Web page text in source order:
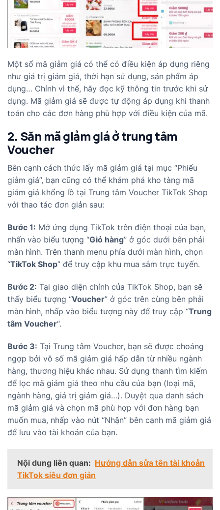
Một số mã giảm giá có thể có điều kiện áp dụng riêng
như giá trị giảm giá, thời hạn sử dụng, sản phẩm áp
dụng… Chính vì thế, hãy đọc kỹ thông tin trước khi sử
dụng. Mã giảm giá sẽ được tự động áp dụng khi thanh
toán cho các đơn hàng phù hợp với điều kiện của mã.
2. Săn mã giảm giá ở trung tâm
Voucher
Bên cạnh cách thức lấy mã giảm giá tại mục “Phiếu
giảm giá”, bạn cũng có thể khám phá kho tàng mã
giảm giá khổng lồ tại Trung tâm Voucher TikTok Shop
với thao tác đơn giản sau:
Bước 1: Mở ứng dụng TikTok trên điện thoại của bạn,
nhấn vào biểu tượng “Giỏ hàng” ở góc dưới bên phải
màn hình. Trên thanh menu phía dưới màn hình, chọn
“TikTok Shop” để truy cập khu mua sắm trực tuyến.
Bước 2: Tại giao diện chính của TikTok Shop, bạn sẽ
thấy biểu tượng “Voucher” ở góc trên cùng bên phải
màn hình, nhấp vào biểu tượng này để truy cập “Trung
tâm Voucher“.
Bước 3: Tại Trung tâm Voucher, bạn sẽ được choáng
ngợp bởi vô số mã giảm giá hấp dẫn từ nhiều ngành
hàng, thương hiệu khác nhau. Sử dụng thanh tìm kiếm
để lọc mã giảm giá theo nhu cầu của bạn (loại mã,
ngành hàng, giá trị giảm giá…). Duyệt qua danh sách
mã giảm giá và chọn mã phù hợp với đơn hàng bạn
muốn mua, nhấp vào nút “Nhận” bên cạnh mã giảm giá
để lưu vào tài khoản của bạn.
Nội dung liên quan: Hướng dẫn sửa tên tài khoản
TikTok siêu đơn giản